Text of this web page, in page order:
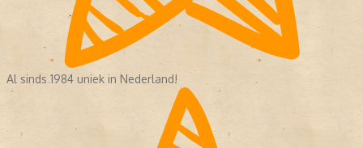
Al sinds 1984 uniek in Nederland!